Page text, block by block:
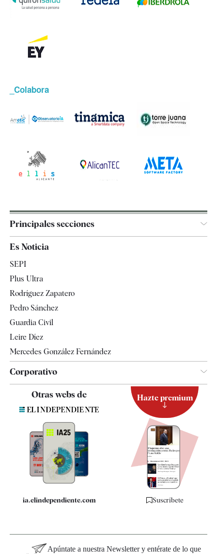
_Colabora
Principales secciones
Televisión
Es Noticia
SEPI
Plus Ultra
Rodríguez Zapatero
Pedro Sánchez
Guardia Civil
Leire Díez
Mercedes González Fernández
Corporativo
Quiénes somos
Especificaciones
Otras webs de
ia.elindependiente.com
Hazte premium
Suscríbete
Apúntate a nuestra Newsletter y entérate de lo que